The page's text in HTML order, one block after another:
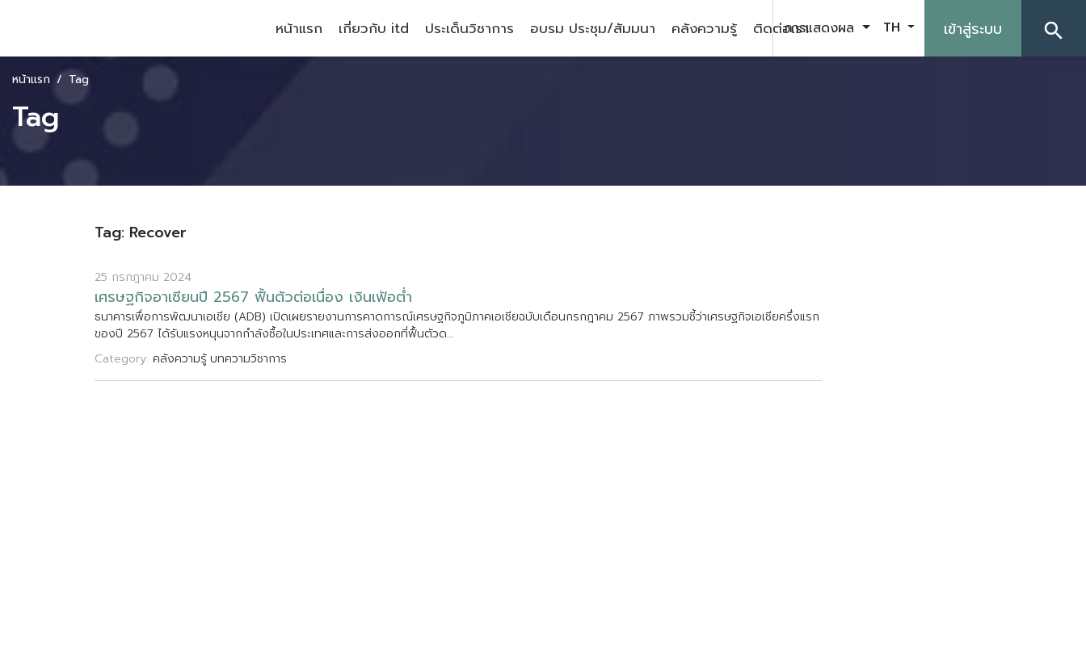
หน้าแรก เกี่ยวกับ itd ประเด็นวิชาการ อบรม ประชุม/สัมมนา คลังความรู้ ติดต่อเราการแสดงผล TH เข้าสู่ระบบ search
หน้าแรก Tag
Tag
Tag: Recover
25 กรกฎาคม 2024
เศรษฐกจอาเซยนป 2567 ฟนตวตอเนอง เงนเฟอต
ธนาคารเพอการพฒนาเอเชย (ADB) เปดเผยรายงานการคาดการณเศรษฐกจภมภาคเอเชยฉบบเดอนกรกฎาคม 2567 ภาพรวมชวาเศรษฐกจเอเชยครงแรก
ของป 2567 ไดรบแรงหนนจากกลงซอในประเทศและการสงออกทฟนตวด...
Category: คลังความรู้บทความวิชาการ